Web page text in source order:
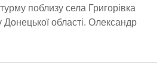
поблизу села Григорівка
Донецької області. Олександр